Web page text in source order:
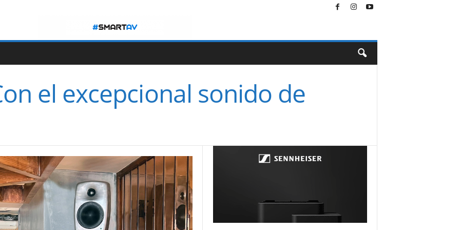
el excepcional sonido de